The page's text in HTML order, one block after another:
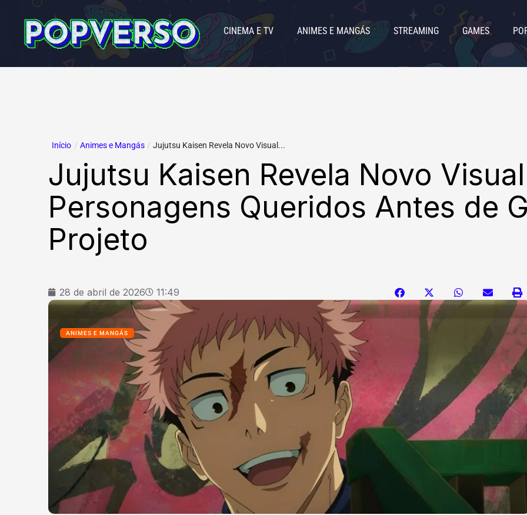
CINEMA E TV ANIMES E MANGÁS STREAMING GAMES
Início / Animes e Mangás / Jujutsu Kaisen Revela Novo Visual...
Jujutsu Kaisen Revela Novo
Personagens Queridos Antes de
Projeto
28 de abril de 2026 11:49
ANIMES E MANGÁS